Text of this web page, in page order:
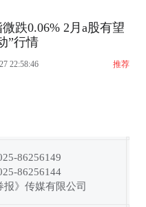
跌0.06% 2月a股有望
”行情
22:58:46 推荐
86256149
86256144
》传媒有限公司
功！